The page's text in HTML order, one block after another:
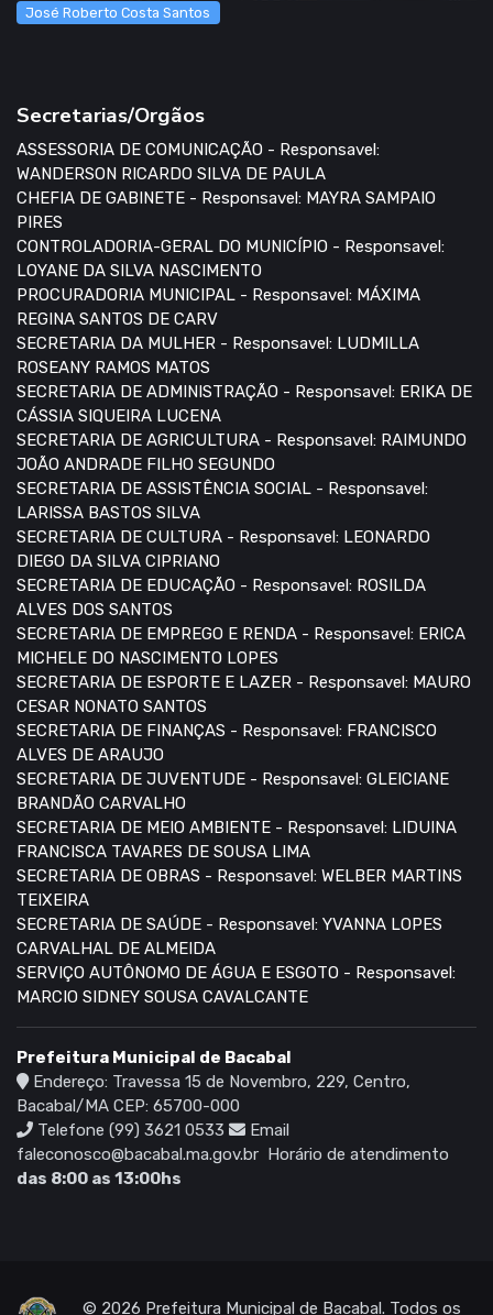
José Roberto Costa Santos
Secretarias/Orgãos
ASSESSORIA DE COMUNICAÇÃO - Responsavel:
WANDERSON RICARDO SILVA DE PAULA
CHEFIA DE GABINETE - Responsavel: MAYRA SAMPAIO
PIRES
CONTROLADORIA-GERAL DO MUNICÍPIO - Responsavel:
LOYANE DA SILVA NASCIMENTO
PROCURADORIA MUNICIPAL - Responsavel: MÁXIMA
REGINA SANTOS DE CARV
SECRETARIA DA MULHER - Responsavel: LUDMILLA
ROSEANY RAMOS MATOS
SECRETARIA DE ADMINISTRAÇÃO - Responsavel: ERIKA DE
CÁSSIA SIQUEIRA LUCENA
SECRETARIA DE AGRICULTURA - Responsavel: RAIMUNDO
JOÃO ANDRADE FILHO SEGUNDO
SECRETARIA DE ASSISTÊNCIA SOCIAL - Responsavel:
LARISSA BASTOS SILVA
SECRETARIA DE CULTURA - Responsavel: LEONARDO
DIEGO DA SILVA CIPRIANO
SECRETARIA DE EDUCAÇÃO - Responsavel: ROSILDA
ALVES DOS SANTOS
SECRETARIA DE EMPREGO E RENDA - Responsavel: ERICA
MICHELE DO NASCIMENTO LOPES
SECRETARIA DE ESPORTE E LAZER - Responsavel: MAURO
CESAR NONATO SANTOS
SECRETARIA DE FINANÇAS - Responsavel: FRANCISCO
ALVES DE ARAUJO
SECRETARIA DE JUVENTUDE - Responsavel: GLEICIANE
BRANDÃO CARVALHO
SECRETARIA DE MEIO AMBIENTE - Responsavel: LIDUINA
FRANCISCA TAVARES DE SOUSA LIMA
SECRETARIA DE OBRAS - Responsavel: WELBER MARTINS
TEIXEIRA
SECRETARIA DE SAÚDE - Responsavel: YVANNA LOPES
CARVALHAL DE ALMEIDA
SERVIÇO AUTÔNOMO DE ÁGUA E ESGOTO - Responsavel:
MARCIO SIDNEY SOUSA CAVALCANTE
Prefeitura Municipal de Bacabal
Endereço: Travessa 15 de Novembro, 229, Centro,
Bacabal/MA CEP: 65700-000
Telefone (99) 3621 0533
Email
faleconosco@bacabal.ma.gov.br
Horário de atendimento
das 8:00 as 13:00hs
© 2026 Prefeitura Municipal de Bacabal. Todos os